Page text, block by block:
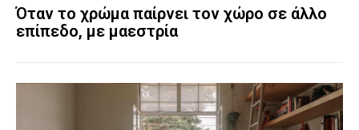
Όταν το χρώμα παίρνει τον χώρο σε άλλο
επίπεδο, με μαεστρία